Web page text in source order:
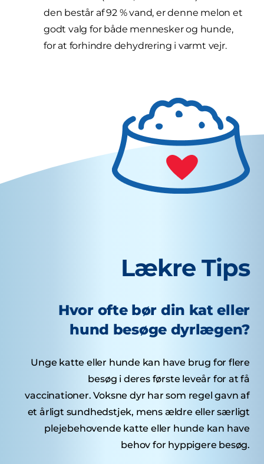
den består af 92 % vand, er denne melon et
godt valg for både mennesker og hunde,
for at forhindre dehydrering i varmt vejr.
Lækre Tips
Hvor ofte bør din kat eller
hund besøge dyrlægen?
Unge katte eller hunde kan have brug for flere
besøg i deres første leveår for at få
vaccinationer. Voksne dyr har som regel gavn af
et årligt sundhedstjek, mens ældre eller særligt
plejebehovende katte eller hunde kan have
behov for hyppigere besøg.